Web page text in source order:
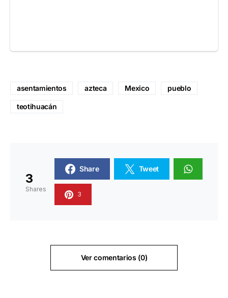
asentamientos azteca Mexico pueblo
teotihuacán
3
Shares
Share Tweet
3
Ver comentarios (0)